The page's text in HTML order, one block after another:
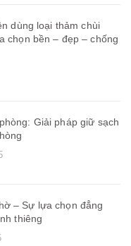
dùng loại thảm chùi
chọn bền – đẹp – chống
Giải pháp giữ sạch
– Sự lựa chọn đẳng
thiêng